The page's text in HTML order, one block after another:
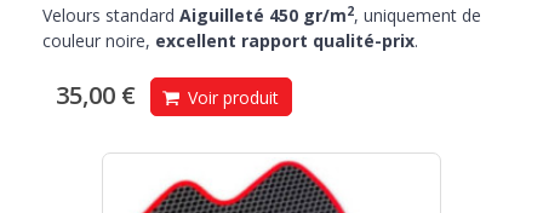
Velours standard Aiguilleté 450 gr/m2, uniquement de
couleur noire, excellent rapport qualité-prix.
35,00 € Voir produit